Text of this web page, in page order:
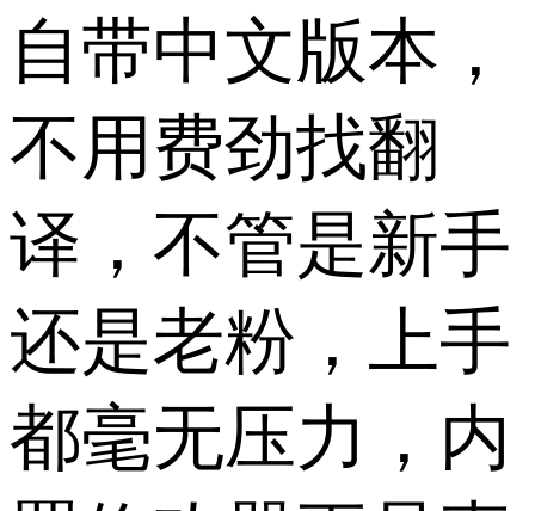
自带中文版本，
不用费劲找翻
译，不管是新手
还是老粉，上手
都毫无压力，内